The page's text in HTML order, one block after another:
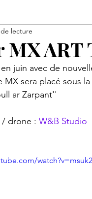
Tour
MX ART
lecture
juin avec de
MX sera placé sous
ar Zarpant''
drone : W&B Studio